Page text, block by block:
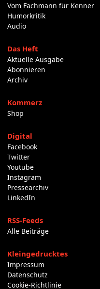
Vom Fachmann für Kenner
Humorkritik
Audio
Das Heft
Aktuelle Ausgabe
Abonnieren
Archiv
Kommerz
Shop
Digital
Facebook
Twitter
Youtube
Instagram
Pressearchiv
LinkedIn
RSS-Feeds
Alle Beiträge
Kleingedrucktes
Impressum
Datenschutz
Cookie-Richtlinie